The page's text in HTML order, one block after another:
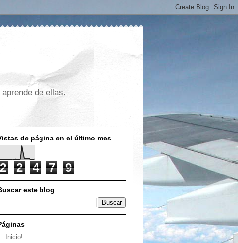
de ellas.
de página en el último mes
2 2 4 7 9
este blog
Inicio!